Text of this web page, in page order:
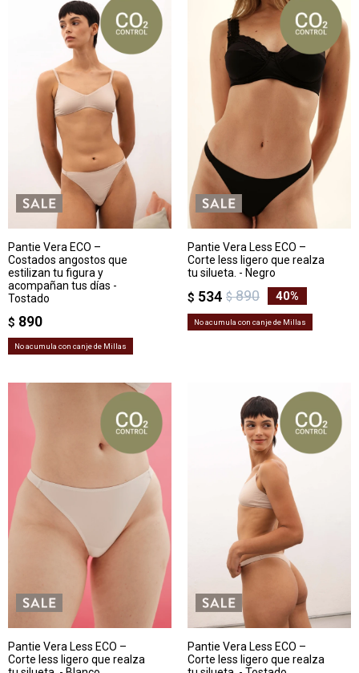
Pantie Vera ECO –
Costados angostos que
estilizan tu figura y
acompañan tus días -
Tostado
$ 890
No acumula con canje de Millas
Pantie Vera Less ECO –
Corte less ligero que realza
tu silueta. - Negro
$ 534 $ 890 40
No acumula con canje de Millas
Pantie Vera Less ECO –
Corte less ligero que realza
Pantie Vera Less ECO –
Corte less ligero que realza